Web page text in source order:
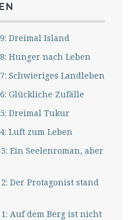
Dreimal Island
Hunger nach Leben
Schwieriges Landleben
Glückliche Zufälle
Dreimal Tukur
Luft zum Leben
Ein Seelenroman, aber
Der Protagonist stand
Auf dem Berg ist nicht